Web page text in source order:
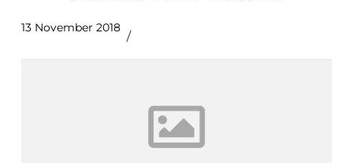
13 November 2018